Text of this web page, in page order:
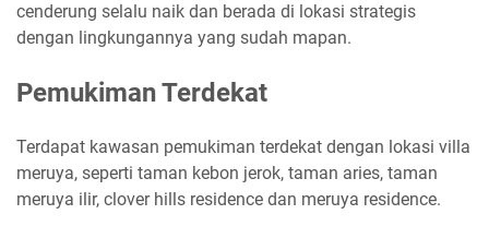
cenderung selalu naik dan berada di lokasi strategis
dengan lingkungannya yang sudah mapan.
Pemukiman Terdekat
Terdapat kawasan pemukiman terdekat dengan lokasi villa
meruya, seperti taman kebon jerok, taman aries, taman
meruya ilir, clover hills residence dan meruya residence.